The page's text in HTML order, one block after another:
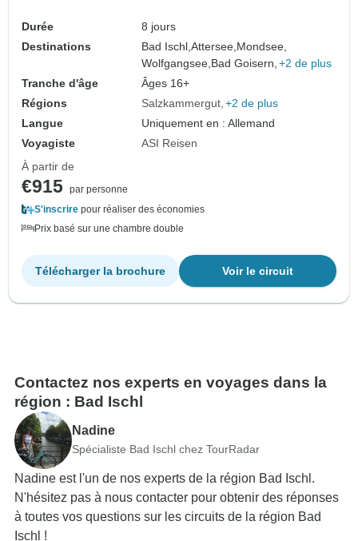
Durée
8 jours
Destinations
Bad Ischl,Attersee, Mondsee,
Wolfgangsee, Bad Goisern, +2 de plus
Tranche d'âge
Âges 16+
Régions
Salzkammergut +2 de plus
Langue
Uniquement en : Allemand
Voyagiste
ASI Reisen
À partir de
€915 par personne
S'inscrire pour réaliser des économies
Prix basé sur une chambre double
Voir le circuit
Télécharger la brochure
Contactez nos experts en voyages dans la
région : Bad Ischl
Nadine
Spécialiste Bad Ischl chez TourRadar
Nadine est l'un de nos experts de la région Bad Ischl.
N'hésitez pas à nous contacter pour obtenir des réponses
à toutes vos questions sur les circuits de la région Bad
Ischl !